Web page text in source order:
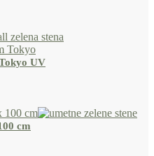
UV
cm